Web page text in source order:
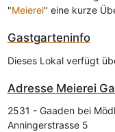
"Meierei" eine kurze
Gastgarteninfo
Dieses Lokal verfügt
Adresse Meierei
2531 - Gaaden bei
Anningerstrasse 5